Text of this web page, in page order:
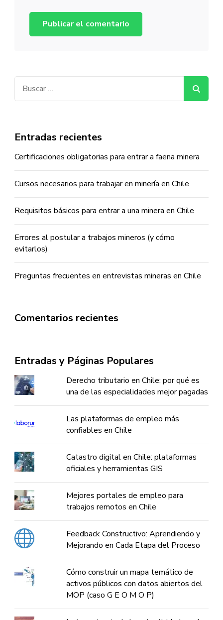
Entradas recientes
Certificaciones obligatorias para entrar a faena minera
Cursos necesarios para trabajar en minería en Chile
Requisitos básicos para entrar a una minera en Chile
Errores al postular a trabajos mineros (y cómo
evitarlos)
Preguntas frecuentes en entrevistas mineras en Chile
Comentarios recientes
Entradas y Páginas Populares
Derecho tributario en Chile: por qué es
una de las especialidades mejor pagadas
Las plataformas de empleo más
confiables en Chile
Catastro digital en Chile: plataformas
oficiales y herramientas GIS
Mejores portales de empleo para
trabajos remotos en Chile
Feedback Constructivo: Aprendiendo y
Mejorando en Cada Etapa del Proceso
Cómo construir un mapa temático de
activos públicos con datos abiertos del
MOP (caso G E O M O P)